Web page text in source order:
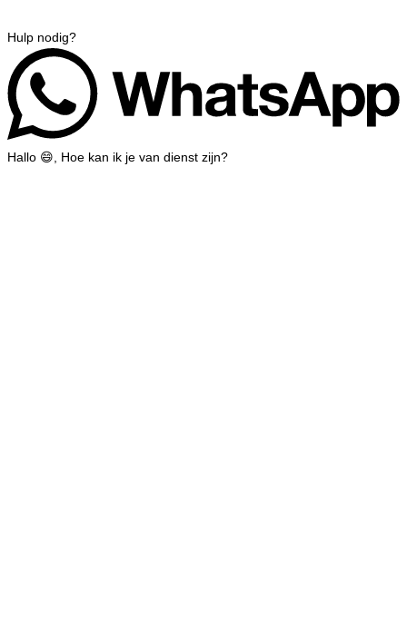
Hulp nodig?
Hallo 😄, Hoe kan ik je van dienst zijn?